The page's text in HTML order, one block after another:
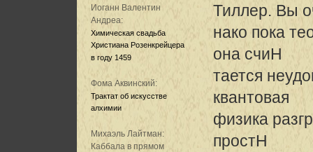
Иоганн Валентин
Андреа:
Химическая свадьба
Христиана Розенкрейцера
в году 1459
Фома Аквинский:
Трактат об искусстве
алхимии
Михаэль Лайтман:
Каббала в прямом
Тиллер. Вы
нако пока
она счиH
тается
квантовая
физика
простH